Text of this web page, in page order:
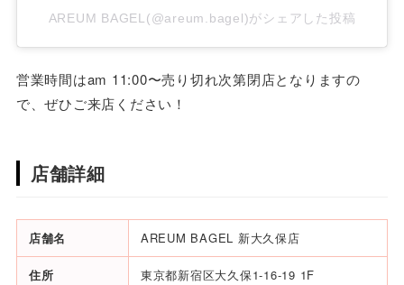
AREUM BAGEL(@areum.bagel)がシェアした投稿
営業時間はam 11:00〜売り切れ次第閉店となりますの
で、ぜひご来店ください！
店舗詳細
店舗名 AREUM BAGEL 新大久保店
住所 東京都新宿区大久保1-16-19 1F